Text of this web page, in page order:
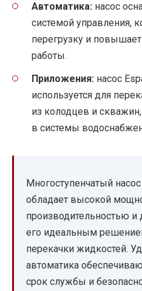
Автоматика: насос
системой управления,
перегрузку и повышает
работы.
Приложения: насос
используется для
из колодцев и
в системы
Многоступенчатый
обладает высокой
производительностью и
его идеальным
перекачки жидкостей.
автоматика
срок службы и